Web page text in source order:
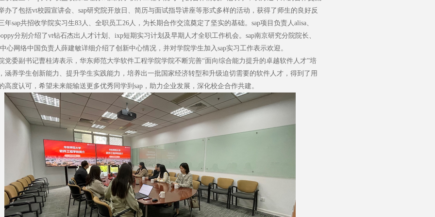
办了包括vt校园宣讲会、sap研究院开放日、简历与面试指导讲座等形式多样的活动，获得了师生的良好反
年sap共招收学院实习生83人、全职员工26人，为长期合作交流奠定了坚实的基础。sap项目负责人alisa、
分别介绍了vt钻石杰出人才计划、ixp短期实习计划及早期人才全职工作机会。sap南京研究分院院长、
中心网络中国负责人薛建敏详细介绍了创新中心情况，并对学院学生加入sap实习工作表示欢迎。
副书记曹桂涛表示，华东师范大学软件工程学院学院不断完善“面向综合能力提升的卓越软件人才”培
涵养学生创新能力、提升学生实践能力，培养出一批国家经济转型和升级迫切需要的软件人才，得到了用
高度认可，希望未来能输送更多优秀同学到sap，助力企业发展，深化校企合作共建。